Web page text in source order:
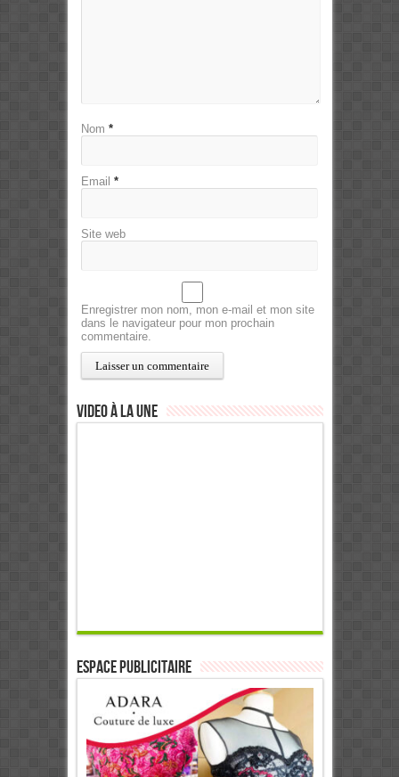
Nom *
Email *
Site web
Enregistrer mon nom, mon e-mail et mon site
dans le navigateur pour mon prochain
commentaire.
Video à la Une
ESPACE PUBLICITAIRE